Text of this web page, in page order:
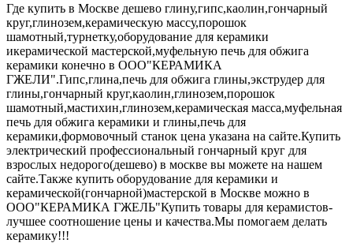
Где купить в Москве дешево глину,гипс,каолин,гончарный
круг,глинозем,керамическую массу,порошок
шамотный,турнетку,оборудование для керамики
икерамической мастерской,муфельную печь для обжига
керамики конечно в ООО"КЕРАМИКА
ГЖЕЛИ".Гипс,глина,печь для обжига глины,экструдер для
глины,гончарный круг,каолин,глинозем,порошок
шамотный,мастихин,глинозем,керамическая масса,муфельная
печь для обжига керамики и глины,печь для
керамики,формовочный станок цена указана на сайте.Купить
электрический профессиональный гончарный круг для
взрослых недорого(дешево) в москве вы можете на нашем
сайте.Также купить оборудование для керамики и
керамической(гончарной)мастерской в Москве можно в
ООО"КЕРАМИКА ГЖЕЛЬ"Купить товары для керамистов-
лучшее соотношение цены и качества.Мы помогаем делать
керамику!!!